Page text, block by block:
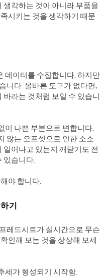
생각하는 것이 아니라 부품을
시키는 것을 생각하기 때문
데이터를 수집합니다. 하지만
니다. 올바른 도구가 없다면,
라는 것처럼 보일 수 있습니
이 나쁜 부분으로 변합니다.
않는 오프셋으로 인한 소소
일어나고 있는지 깨닫기도 전
있습니다.
야 합니다.
기
레드시트가 실시간으로 무슨
인해 보는 것을 상상해 보세
세가 형성되기 시작함.